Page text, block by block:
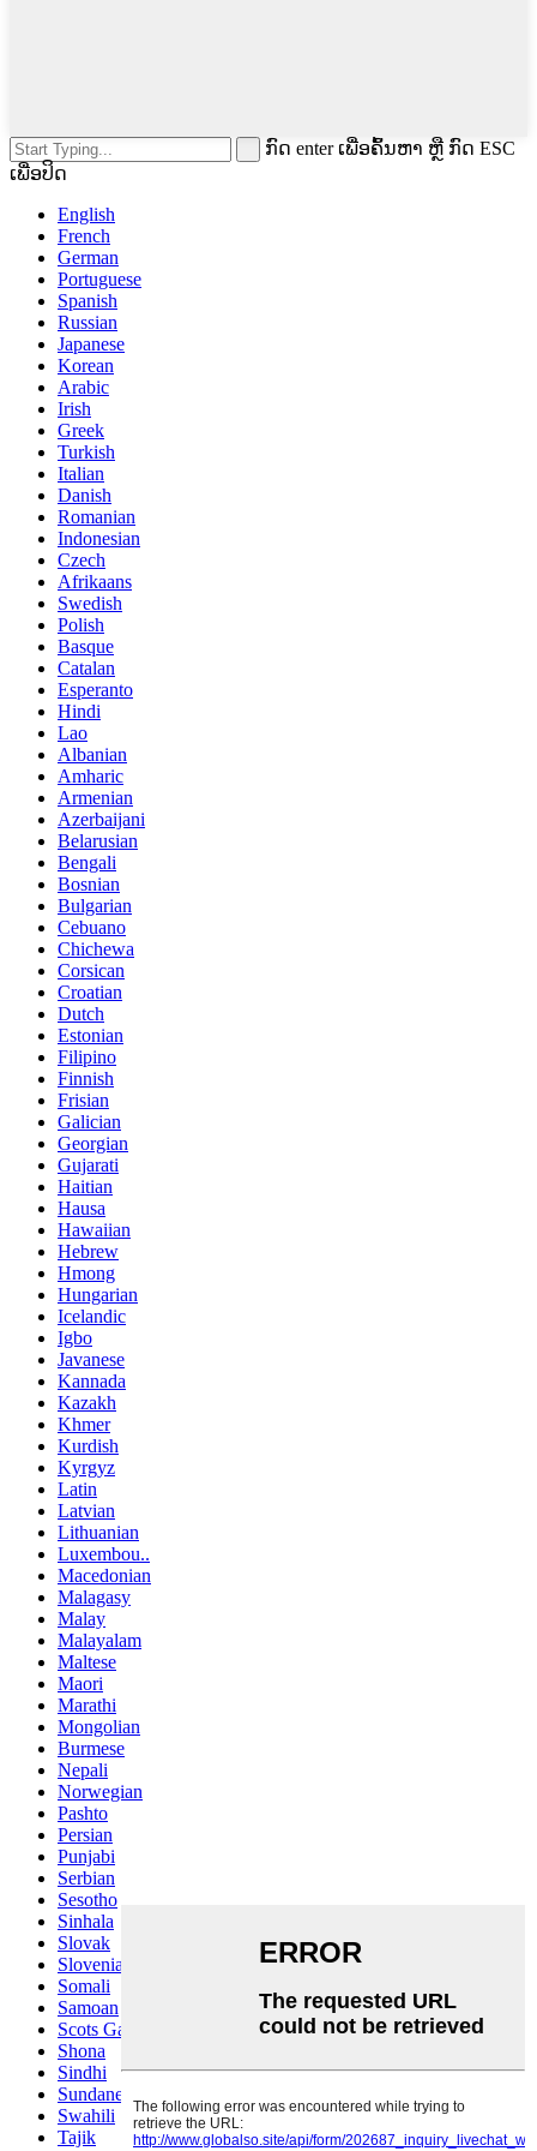
ກົດ enter ເພື່ອຄົ້ນຫາ ຫຼື ກົດ ESC
ເພື່ອປິດ
English
French
German
Portuguese
Spanish
Russian
Japanese
Korean
Arabic
Irish
Greek
Turkish
Italian
Danish
Romanian
Indonesian
Czech
Afrikaans
Swedish
Polish
Basque
Catalan
Esperanto
Hindi
Lao
Albanian
Amharic
Armenian
Azerbaijani
Belarusian
Bengali
Bosnian
Bulgarian
Cebuano
Chichewa
Corsican
Croatian
Dutch
Estonian
Filipino
Finnish
Frisian
Galician
Georgian
Gujarati
Haitian
Hausa
Hawaiian
Hebrew
Hmong
Hungarian
Icelandic
Igbo
Javanese
Kannada
Kazakh
Khmer
Kurdish
Kyrgyz
Latin
Latvian
Lithuanian
Luxembou..
Macedonian
Malagasy
Malay
Malayalam
Maltese
Maori
Marathi
Mongolian
Burmese
Nepali
Norwegian
Pashto
Persian
Punjabi
Serbian
Sesotho
Sinhala
Slovak
Slovenian
Somali
Samoan
Scots Gaelic
Shona
Sindhi
Sundanese
Swahili
Tajik